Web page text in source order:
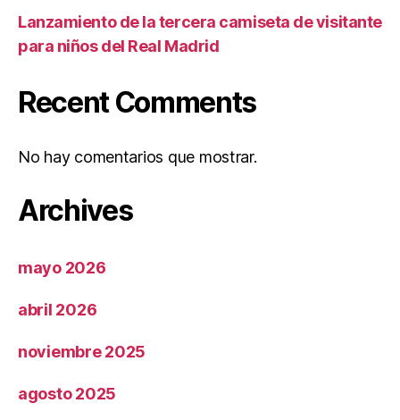
Lanzamiento de la tercera camiseta de visitante
para niños del Real Madrid
Recent Comments
No hay comentarios que mostrar.
Archives
mayo 2026
abril 2026
noviembre 2025
agosto 2025